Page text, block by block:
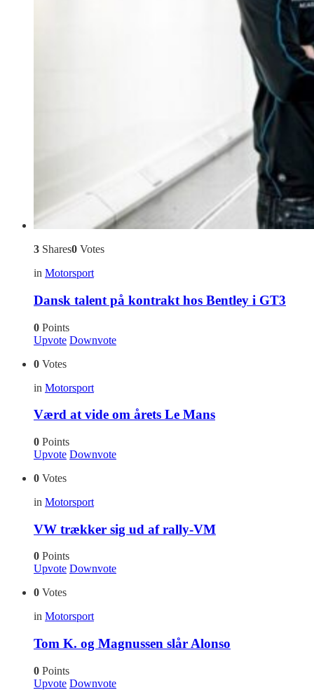
3 Shares0 Votes
in Motorsport
Dansk talent på kontrakt hos Bentley i GT3
0 Points
Upvote Downvote
0 Votes
in Motorsport
Værd at vide om årets Le Mans
0 Points
Upvote Downvote
0 Votes
in Motorsport
VW trækker sig ud af rally-VM
0 Points
Upvote Downvote
0 Votes
in Motorsport
Tom K. og Magnussen slår Alonso
0 Points
Upvote Downvote